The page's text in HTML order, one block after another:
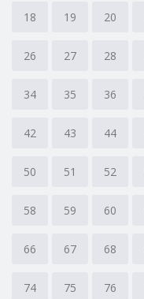
18 19 20
26 27 28
34 35 36
42 43 44
50 51 52
58 59 60
66 67 68
74 75 76